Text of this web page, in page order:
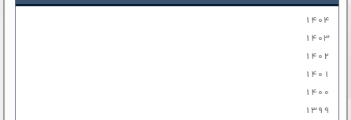
۱۴۰۴
۱۴۰۳
۱۴۰۲
۱۴۰۱
۱۴۰۰
۱۳۹۹